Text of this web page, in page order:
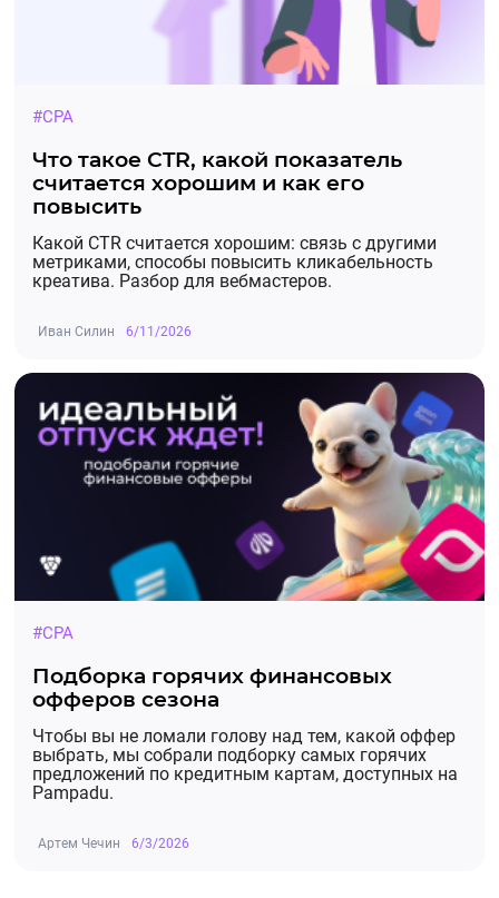
#CPA
Что такое CTR, какой показатель
считается хорошим и как его
повысить
Какой CTR считается хорошим: связь с другими
метриками, способы повысить кликабельность
креатива. Разбор для вебмастеров.
Иван Силин 6/11/2026
#CPA
Подборка горячих финансовых
офферов сезона
Чтобы вы не ломали голову над тем, какой оффер
выбрать, мы собрали подборку самых горячих
предложений по кредитным картам, доступных на
Pampadu.
Артем Чечин 6/3/2026